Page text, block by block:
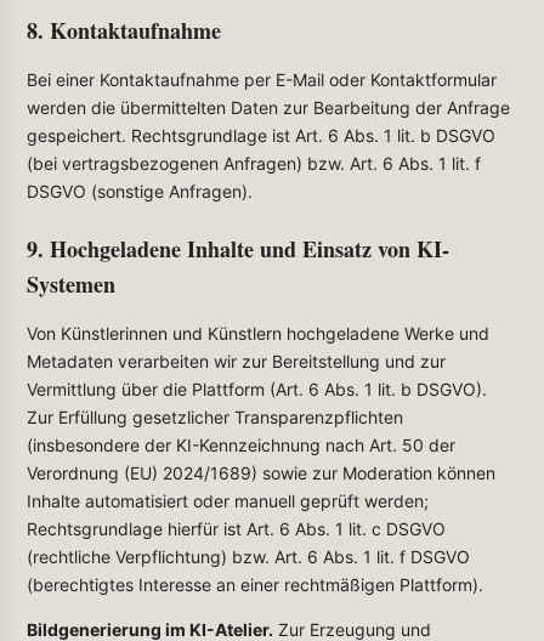
8. Kontaktaufnahme
Bei einer Kontaktaufnahme per E-Mail oder Kontaktformular
werden die übermittelten Daten zur Bearbeitung der Anfrage
gespeichert. Rechtsgrundlage ist Art. 6 Abs. 1 lit. b DSGVO
(bei vertragsbezogenen Anfragen) bzw. Art. 6 Abs. 1 lit. f
DSGVO (sonstige Anfragen).
9. Hochgeladene Inhalte und Einsatz von KI-
Systemen
Von Künstlerinnen und Künstlern hochgeladene Werke und
Metadaten verarbeiten wir zur Bereitstellung und zur
Vermittlung über die Plattform (Art. 6 Abs. 1 lit. b DSGVO).
Zur Erfüllung gesetzlicher Transparenzpflichten
(insbesondere der KI-Kennzeichnung nach Art. 50 der
Verordnung (EU) 2024/1689) sowie zur Moderation können
Inhalte automatisiert oder manuell geprüft werden;
Rechtsgrundlage hierfür ist Art. 6 Abs. 1 lit. c DSGVO
(rechtliche Verpflichtung) bzw. Art. 6 Abs. 1 lit. f DSGVO
(berechtigtes Interesse an einer rechtmäßigen Plattform).
Bildgenerierung im KI-Atelier. Zur Erzeugung und